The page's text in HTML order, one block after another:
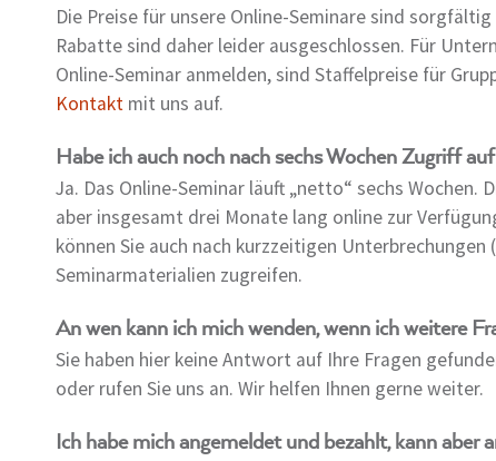
Die Preise für unsere Online-Seminare sind
Rabatte sind daher leider ausgeschlossen. Für
Online-Seminar anmelden, sind Staffelpreise für
Kontakt mit uns auf.
Habe ich auch noch nach sechs Wochen Zugriff
Ja. Das Online-Seminar läuft „netto“ sechs
aber insgesamt drei Monate lang online zur
können Sie auch nach kurzzeitigen
Seminarmaterialien zugreifen.
An wen kann ich mich wenden, wenn ich weitere
Sie haben hier keine Antwort auf Ihre Fragen
oder rufen Sie uns an. Wir helfen Ihnen gerne weiter.
Ich habe mich angemeldet und bezahlt, kann